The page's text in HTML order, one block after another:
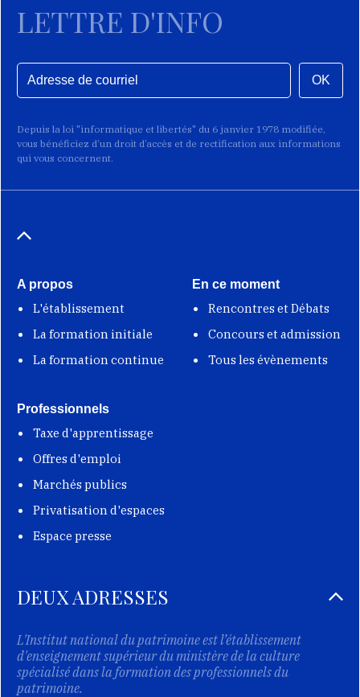
LETTRE D'INFO
OK
Depuis la loi "informatique et libertés" du 6 janvier 1978 modifiée,
vous bénéficiez d’un droit d’accès et de rectification aux informations
qui vous concernent.
A propos
L'établissement
La formation initiale
La formation continue
En ce moment
Rencontres et Débats
Concours et admission
Tous les évènements
Professionnels
Taxe d'apprentissage
Offres d'emploi
Marchés publics
Privatisation d'espaces
Espace presse
DEUX ADRESSES
L'Institut national du patrimoine est l’établissement
d'enseignement supérieur du ministère de la culture
spécialisé dans la formation des professionnels du
patrimoine.